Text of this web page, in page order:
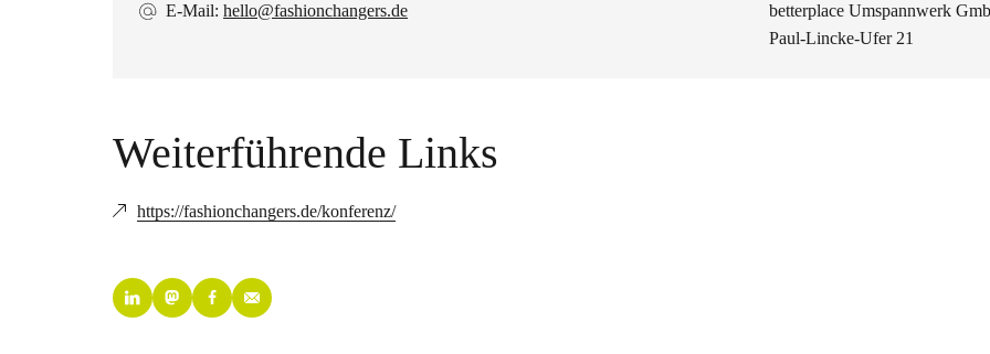
E-Mail: hello@fashionchangers.de
betterplace Umspannwerk
Paul-Lincke-Ufer 21
Weiterführende Links
https://fashionchangers.de/konferenz/